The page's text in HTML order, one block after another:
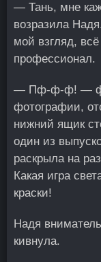
— Тань, мне
возразила
мой взгляд,
профессионал.
— Пф-ф-ф! —
фотографии,
нижний ящик
один из
раскрыла на
Какая игра
краски!
Надя
кивнула.